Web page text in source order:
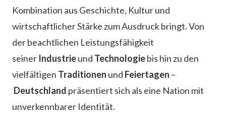
Kombination aus Geschichte, Kultur und
wirtschaftlicher Stärke zum Ausdruck bringt. Von
der beachtlichen Leistungsfähigkeit
seiner Industrieund Technologiebis hin zu den
vielfältigen Traditionen und Feiertagen –
Deutschland präsentiert sich als eine Nation mit
unverkennbarer Identität.